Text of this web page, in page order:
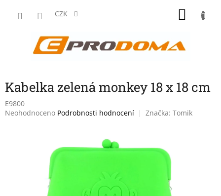
CZK
Kabelka zelená monkey 18 x 18 cm
E9800
Průměrné
Neohodnoceno Podrobnosti hodnocení Značka: Tomik